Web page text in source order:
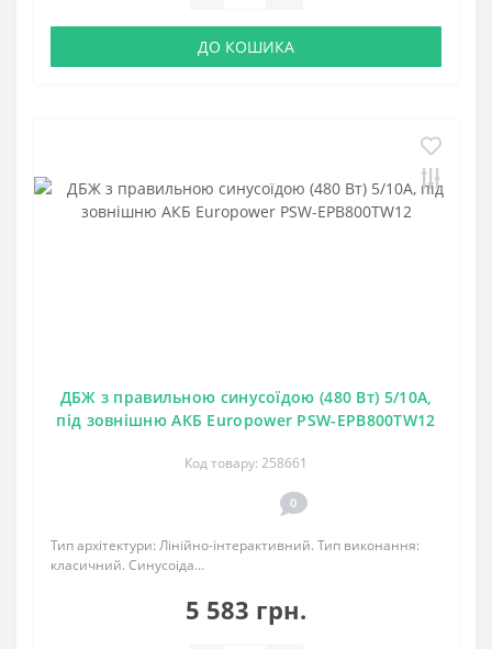
ДО КОШИКА
ДБЖ з правильною синусоїдою (480 Вт) 5/10А,
під зовнішню АКБ Europower PSW-EPB800TW12
Код товару: 258661
0
Тип архітектури: Лінійно-інтерактивний. Тип виконання:
класичний. Синусоіда...
5 583 грн.